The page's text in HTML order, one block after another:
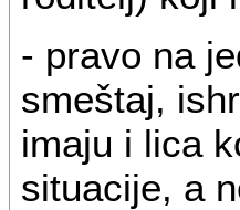
- pravo na
smeštaj,
imaju i lica
situacije, a